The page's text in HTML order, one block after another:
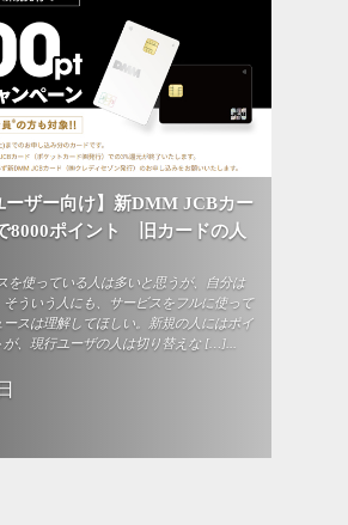
ーザー向け】新DMM JCBカー
8000ポイント 旧カードの人
を使っている人は多いと思うが、自分は
ういう人にも、サービスをフルに使って
ースは理解してほしい。新規の人にはポイ
が、現行ユーザの人は切り替えな […]...